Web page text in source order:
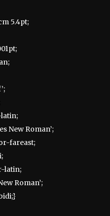
5.4pt;
New Roman’;
fareast;
latin;
Roman’;